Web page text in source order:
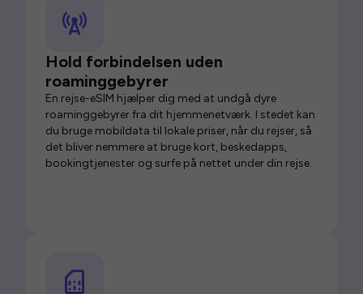
Hold forbindelsen uden
roaminggebyrer
En rejse-eSIM hjælper dig med at undgå dyre
roaminggebyrer fra dit hjemmenetværk. I stedet kan
du bruge mobildata til lokale priser, når du rejser, så
det bliver nemmere at bruge kort, beskedapps,
bookingtjenester og surfe på nettet under din rejse.